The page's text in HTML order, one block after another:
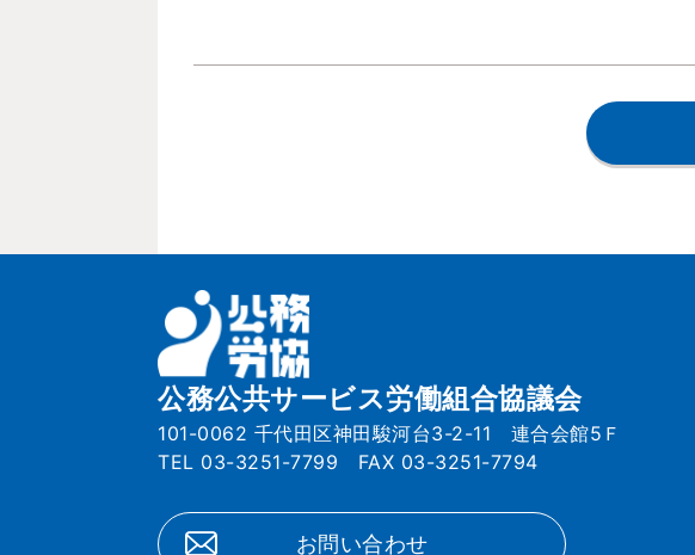
公務公共サービス労働組合協議会
101-0062 千代田区神田駿河台3-2-11 連合会館5Ｆ
TEL 03-3251-7799 FAX 03-3251-7794
お問い合わせ